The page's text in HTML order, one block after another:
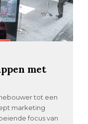
met
tot een
marketing
focus van